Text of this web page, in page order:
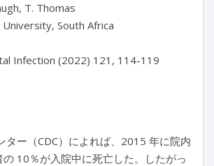
T. Thomas
South Africa
ター（CDC）によれば、2015 年に院内
10％が入院中に死亡した。したがっ